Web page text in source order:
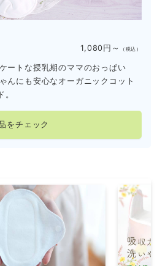
1,080円～ （税込）
ートな授乳期のママのおっぱい
んにも安心なオーガニックコット
をチェック